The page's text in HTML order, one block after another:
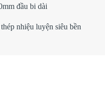
đầu bi dài
nhiệu luyện siêu bền